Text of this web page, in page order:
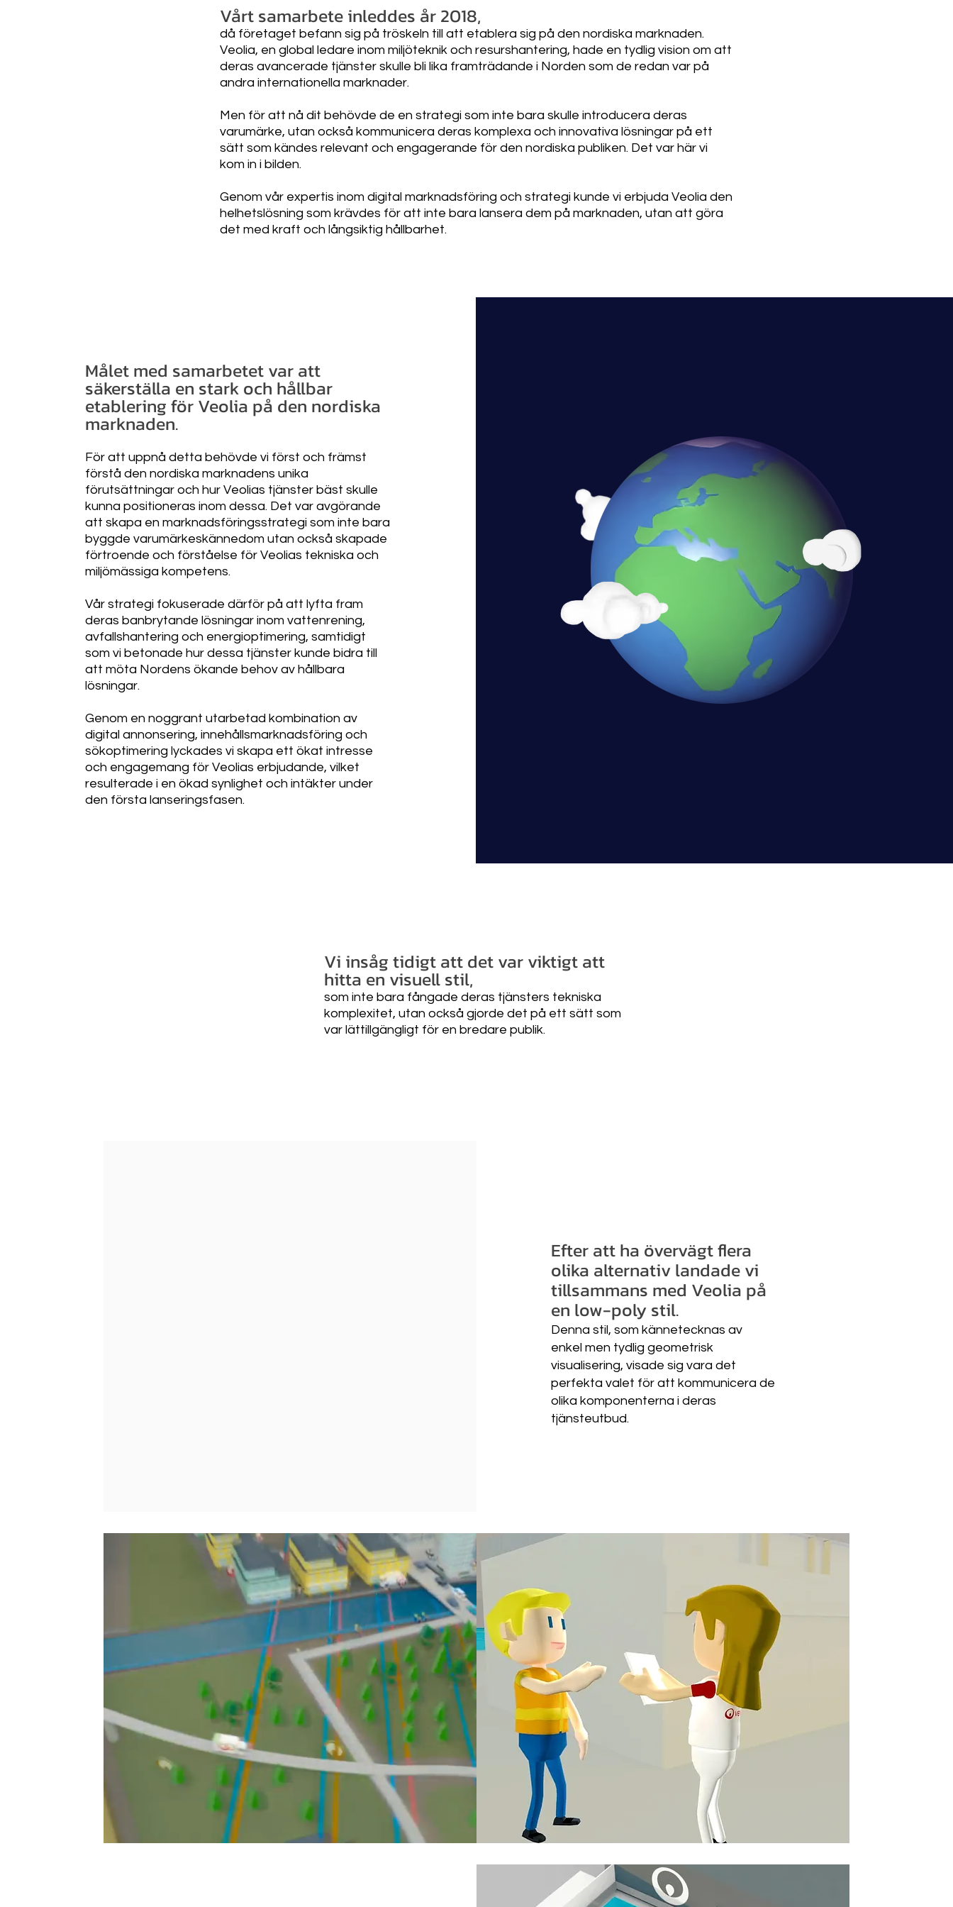
Vårt samarbete inleddes år 2018,
då företaget befann sig på tröskeln till att etablera sig på den nordiska marknaden.
Veolia, en global ledare inom miljöteknik och resurshantering, hade en tydlig vision om att
deras avancerade tjänster skulle bli lika framträdande i Norden som de redan var på
andra internationella marknader.
Men för att nå dit behövde de en strategi som inte bara skulle introducera deras
varumärke, utan också kommunicera deras komplexa och innovativa lösningar på ett
sätt som kändes relevant och engagerande för den nordiska publiken. Det var här vi
kom in i bilden.
Genom vår expertis inom digital marknadsföring och strategi kunde vi erbjuda Veolia den
helhetslösning som krävdes för att inte bara lansera dem på marknaden, utan att göra
det med kraft och långsiktig hållbarhet.
Målet med samarbetet var att
säkerställa en stark och hållbar
etablering för Veolia på den nordiska
marknaden.
För att uppnå detta behövde vi först och främst
förstå den nordiska marknadens unika
förutsättningar och hur Veolias tjänster bäst skulle
kunna positioneras inom dessa. Det var avgörande
att skapa en marknadsföringsstrategi som inte bara
byggde varumärkeskännedom utan också skapade
förtroende och förståelse för Veolias tekniska och
miljömässiga kompetens.
Vår strategi fokuserade därför på att lyfta fram
deras banbrytande lösningar inom vattenrening,
avfallshantering och energioptimering, samtidigt
som vi betonade hur dessa tjänster kunde bidra till
att möta Nordens ökande behov av hållbara
lösningar.
Genom en noggrant utarbetad kombination av
digital annonsering, innehållsmarknadsföring och
sökoptimering lyckades vi skapa ett ökat intresse
och engagemang för Veolias erbjudande, vilket
resulterade i en ökad synlighet och intäkter under
den första lanseringsfasen.
Vi insåg tidigt att det var viktigt att
hitta en visuell stil,
som inte bara fångade deras tjänsters tekniska
komplexitet, utan också gjorde det på ett sätt som
var lättillgängligt för en bredare publik.
Efter att ha övervägt flera
olika alternativ landade vi
tillsammans med Veolia på
en low-poly stil.
Denna stil, som kännetecknas av
enkel men tydlig geometrisk
visualisering, visade sig vara det
perfekta valet för att kommunicera de
olika komponenterna i deras
tjänsteutbud.